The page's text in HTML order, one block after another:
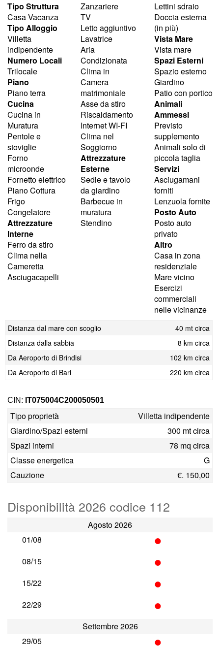
Tipo Struttura
Casa Vacanza
Tipo Alloggio
Villetta
indipendente
Numero Locali
Trilocale
Piano
Piano terra
Cucina
Cucina in
Muratura
Pentole e
stoviglie
Forno
microonde
Fornetto elettrico
Piano Cottura
Frigo
Congelatore
Attrezzature
Interne
Ferro da stiro
Clima nella
Cameretta
Asciugacapelli
Zanzariere
TV
Letto aggiuntivo
Lavatrice
Aria
Condizionata
Clima in
Camera
matrimoniale
Asse da stiro
Riscaldamento
Internet WI-FI
Clima nel
Soggiorno
Attrezzature
Esterne
Sedie e tavolo
da giardino
Barbecue in
muratura
Stendino
Lettini sdraio
Doccia esterna
(in più)
Vista Mare
Vista mare
Spazi Esterni
Spazio esterno
Giardino
Patio con portico
Animali
Ammessi
Previsto
supplemento
Animali solo di
piccola taglia
Servizi
Asciugamani
forniti
Lenzuola fornite
Posto Auto
Posto auto
privato
Altro
Casa in zona
residenziale
Mare vicino
Esercizi
commerciali
nelle vicinanze
Distanza dal mare con scoglio
40 mt circa
Distanza dalla sabbia
8 km circa
Da Aeroporto di Brindisi
102 km circa
Da Aeroporto di Bari
220 km circa
CIN: IT075004C200050501
Tipo proprietà
Villetta indipendente
Giardino/Spazi esterni
300 mt circa
Spazi interni
78 mq circa
Classe energetica
G
Cauzione
€. 150,00
Disponibilità 2026 codice 112
Agosto 2026
01/08
•
08/15 •
15/22 •
22/29 •
Settembre 2026
29/05
•